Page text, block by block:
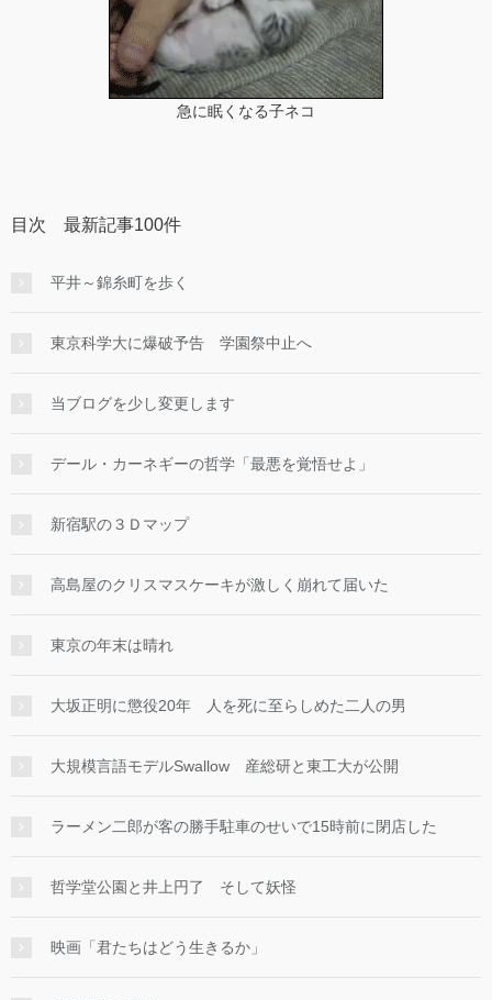
急に眠くなる子ネコ
目次 最新記事100件
平井～錦糸町を歩く
東京科学大に爆破予告 学園祭中止へ
当ブログを少し変更します
デール・カーネギーの哲学「最悪を覚悟せよ」
新宿駅の３Ｄマップ
高島屋のクリスマスケーキが激しく崩れて届いた
東京の年末は晴れ
大坂正明に懲役20年 人を死に至らしめた二人の男
大規模言語モデルSwallow 産総研と東工大が公開
ラーメン二郎が客の勝手駐車のせいで15時前に閉店した
哲学堂公園と井上円了 そして妖怪
映画「君たちはどう生きるか」